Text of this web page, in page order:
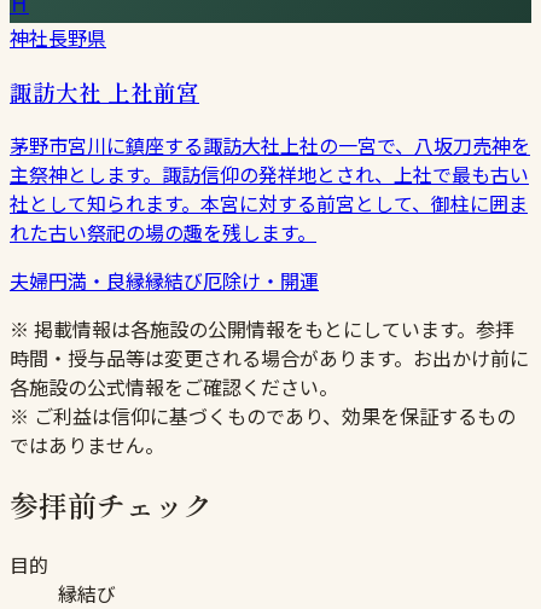
神社長野県
諏訪大社 上社前宮
茅野市宮川に鎮座する諏訪大社上社の一宮で、八坂刀売神を
主祭神とします。諏訪信仰の発祥地とされ、上社で最も古い
社として知られます。本宮に対する前宮として、御柱に囲ま
れた古い祭祀の場の趣を残します。
夫婦円満・良縁縁結び厄除け・開運
※ 掲載情報は各施設の公開情報をもとにしています。参拝
時間・授与品等は変更される場合があります。お出かけ前に
各施設の公式情報をご確認ください。
※ ご利益は信仰に基づくものであり、効果を保証するもの
ではありません。
参拝前チェック
目的
縁結び